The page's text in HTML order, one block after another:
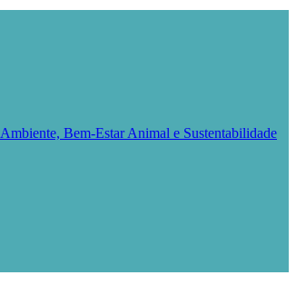
Ambiente, Bem-Estar Animal e Sustentabilidade